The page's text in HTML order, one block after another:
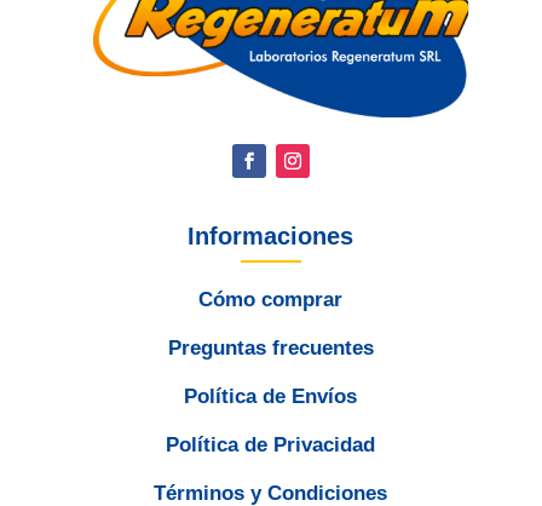
Informaciones
Cómo comprar
Preguntas frecuentes
Política de Envíos
Política de Privacidad
Términos y Condiciones